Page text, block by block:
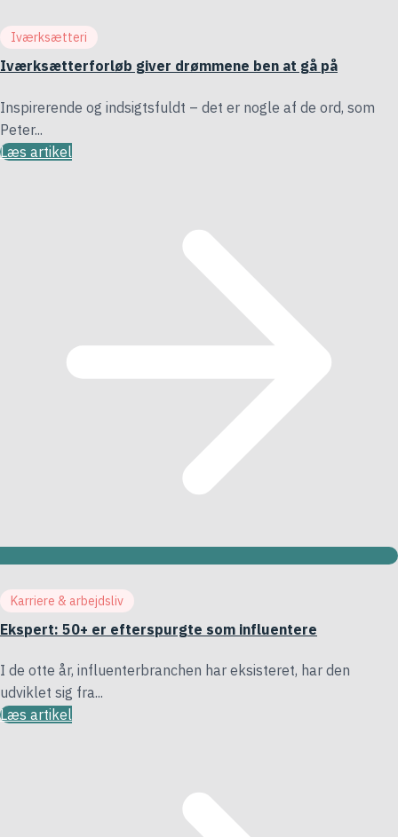
Iværksætteri
Iværksætterforløb giver drømmene ben at gå på
Inspirerende og indsigtsfuldt – det er nogle af de ord, som
Peter...
Læs artikel
Karriere & arbejdsliv
Ekspert: 50+ er efterspurgte som influentere
I de otte år, influenterbranchen har eksisteret, har den
udviklet sig fra...
Læs artikel